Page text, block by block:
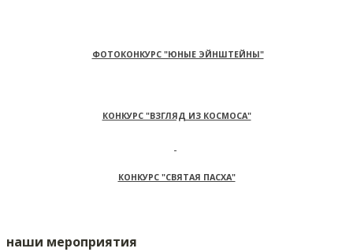
ФОТОКОНКУРС "ЮНЫЕ ЭЙНШТЕЙНЫ"
КОНКУРС "ВЗГЛЯД ИЗ КОСМОСА"
КОНКУРС "СВЯТАЯ ПАСХА"
наши мероприятия